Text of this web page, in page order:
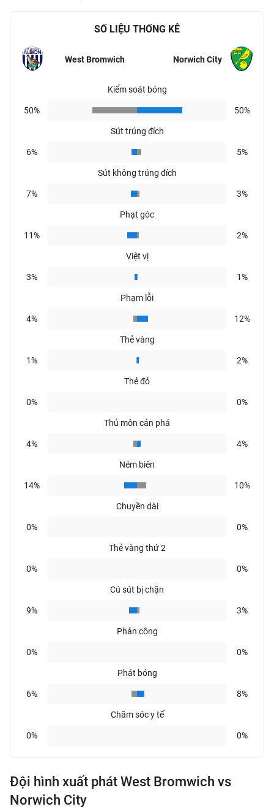
SỐ LIỆU THỐNG KÊ
West Bromwich Norwich City
Kiểm soát bóng
50% 50%
Sút trúng đích
6% 5%
Sút không trúng đích
7% 3%
Phạt góc
11% 2%
Việt vị
3% 1%
Phạm lỗi
4% 12%
Thẻ vàng
1% 2%
Thẻ đỏ
0% 0%
Thủ môn cản phá
4% 4%
Ném biên
14% 10%
Chuyền dài
0% 0%
Thẻ vàng thứ 2
0% 0%
Cú sút bị chặn
9% 3%
Phản công
0% 0%
Phát bóng
6% 8%
Chăm sóc y tế
0% 0%
Đội hình xuất phát West Bromwich vs
Norwich City